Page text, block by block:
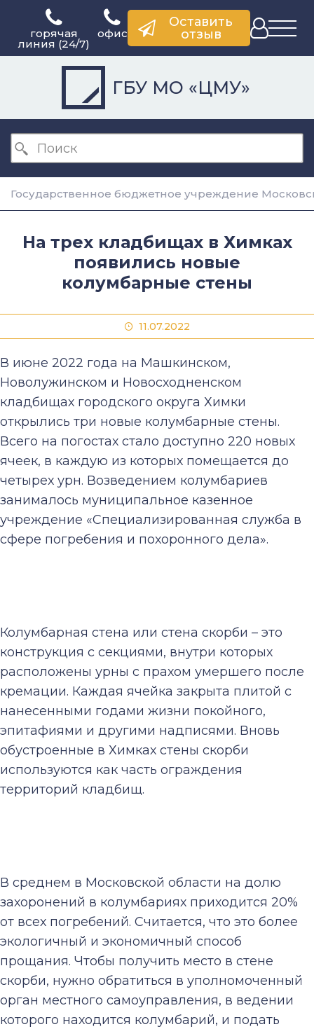
горячая
линия (24/7)
офис
Оставить
отзыв
ГБУ МО «ЦМУ»
Государственное бюджетное учреждение
На трех кладбищах в Химках
появились новые
колумбарные стены
11.07.2022
В июне 2022 года на Машкинском,
Новолужинском и Новосходненском
кладбищах городского округа Химки
открылись три новые колумбарные стены.
Всего на погостах стало доступно 220 новых
ячеек, в каждую из которых помещается до
четырех урн. Возведением колумбариев
занималось муниципальное казенное
учреждение «Специализированная служба в
сфере погребения и похоронного дела».
Колумбарная стена или стена скорби – это
конструкция с секциями, внутри которых
расположены урны с прахом умершего после
кремации. Каждая ячейка закрыта плитой с
нанесенными годами жизни покойного,
эпитафиями и другими надписями. Вновь
обустроенные в Химках стены скорби
используются как часть ограждения
территорий кладбищ.
В среднем в Московской области на долю
захоронений в колумбариях приходится 20%
от всех погребений. Считается, что это более
экологичный и экономичный способ
прощания. Чтобы получить место в стене
скорби, нужно обратиться в уполномоченный
орган местного самоуправления, в ведении
которого находится колумбарий, и подать